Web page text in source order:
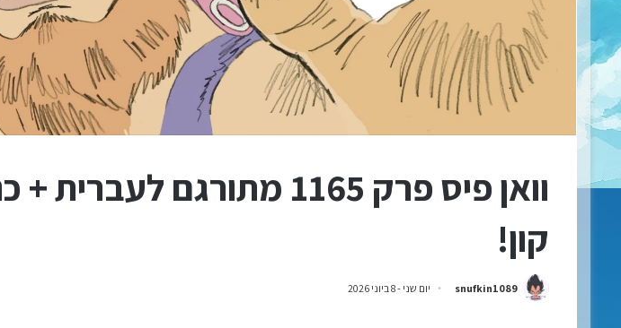
וואן פיס פרק 1165 מתורגם
קון!
snufkin1089 יום שני - 8 ביוני 2026